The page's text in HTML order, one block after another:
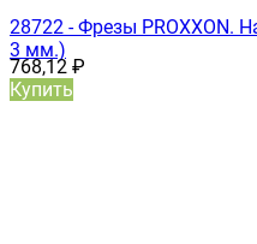
28722 - Фрезы PROXXON.
3 мм.)
768,12 ₽
Купить